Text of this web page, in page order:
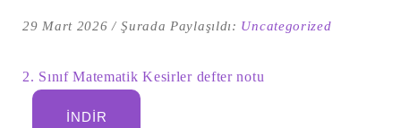
29 Mart 2026 Şurada Paylaşıldı: Uncategorized
2. Sınıf Matematik Kesirler defter notu
İNDIR